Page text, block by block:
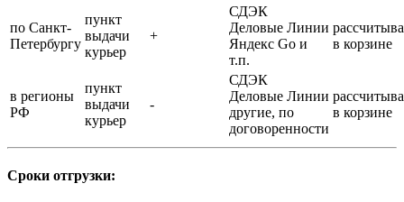
по Санкт-
Петербургу
пункт
выдачи
курьер
+
СДЭК
Деловые Линии
Яндекс Go и
т.п.
в корзине
в регионы
РФ
пункт
выдачи
курьер
-
СДЭК
Деловые Линии
другие, по
договоренности
в корзине
Сроки отгрузки: